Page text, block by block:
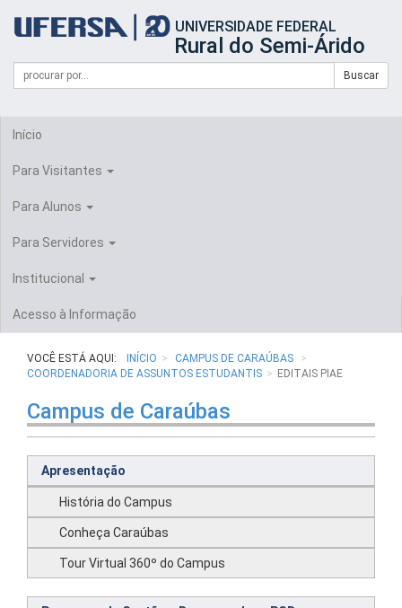
portal
UFERSA
UNIVERSIDADE FEDERAL
Rural do Semi-Árido
Formulário
Busca
Campo
de
Buscar
Início
Para Visitantes
Para Alunos
Para Servidores
Institucional
Acesso à Informação
VOCÊ ESTÁ AQUI: INÍCIO
CAMPUS DE CARAÚBAS
COORDENADORIA DE ASSUNTOS ESTUDANTIS
EDITAIS PIAE
Campus de Caraúbas
Apresentação
História do Campus
Conheça Caraúbas
Tour Virtual 360º do Campus